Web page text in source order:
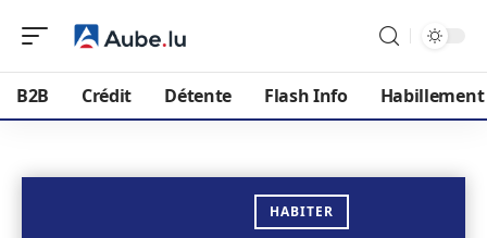
B2B Crédit Détente Flash Info Habillement
HABITER